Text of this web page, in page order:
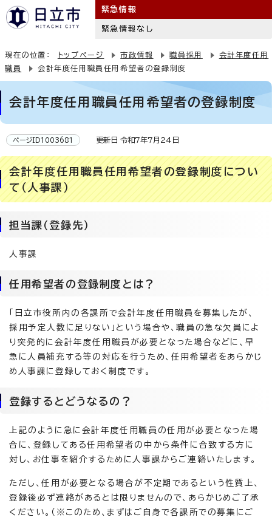
緊急情報
緊急情報なし
現在の位置： トップページ 市政情報 職員採用
会計年度任用
職員
会計年度任用職員任用希望者の登録制度
会計年度任用職員任用希望者の登録制度
ページID1003681 更新日 令和7年7月24日
会計年度任用職員任用希望者の登録制度につい
て（人事課）
担当課（登録先）
人事課
任用希望者の登録制度とは？
「日立市役所内の各課所で会計年度任用職員を募集したが、
採用予定人数に足りない」という場合や、職員の急な欠員によ
り突発的に会計年度任用職員が必要となった場合などに、早
急に人員補充する等の対応を行うため、任用希望者をあらかじ
め人事課に登録しておく制度です。
登録するとどうなるの？
上記のように急に会計年度任用職員の任用が必要となった場
合に、登録してある任用希望者の中から条件に合致する方に
対し、お仕事を紹介するために人事課からご連絡いたします。
ただし、任用が必要となる場合が不定期であるという性質上、
登録後必ず連絡があるとは限りませんので、あらかじめご了承
ください。（※このため、まずはご自身で各課所での募集にご